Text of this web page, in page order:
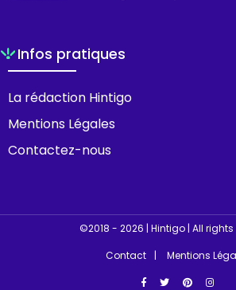
Infos pratiques
La rédaction Hintigo
Mentions Légales
Contactez-nous
©2018 - 2026 | Hintigo | All rights
Contact
Mentions
Facebook
TwitterPinterest